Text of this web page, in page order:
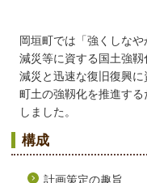
岡垣町では「強くしな
減災等に資する国土強
減災と迅速な復旧復興に
町土の強靱化を推進す
しました。
構成
計画策定の趣旨